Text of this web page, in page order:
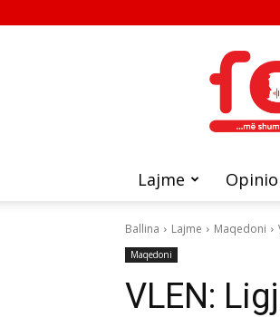
Lajme
Ballina Lajme Maqedoni
Maqedoni
VLEN: